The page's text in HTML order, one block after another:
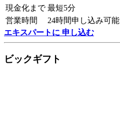
現金化まで 最短5分
営業時間
24時間申し込み可能
エキスパートに 申し込む
ビックギフト